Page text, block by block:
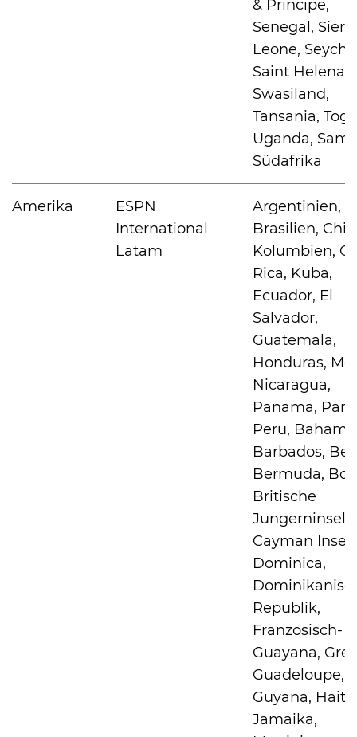
& Principe,
Senegal,
Leone,
Saint Helena,
Swasiland,
Tansania,
Uganda,
Südafrika
Amerika
ESPN
International
Latam
Argentinien,
Brasilien,
Kolumbien,
Rica, Kuba,
Ecuador, El
Salvador,
Guatemala,
Honduras,
Nicaragua,
Panama,
Peru,
Barbados,
Bermuda,
Britische
Cayman
Dominica,
Republik,
Französisch-
Guayana,
Guadeloupe,
Guyana, Haiti,
Jamaika,